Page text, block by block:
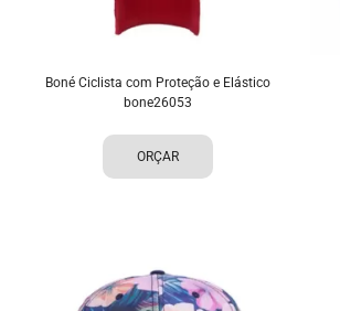
Boné Ciclista com Proteção e Elástico
bone26053
ORÇAR